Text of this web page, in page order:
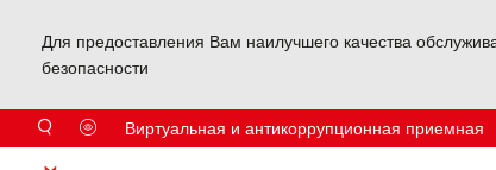
Для предоставления Вам наилучшего качества
безопасности
Виртуальная и антикоррупционная приемная